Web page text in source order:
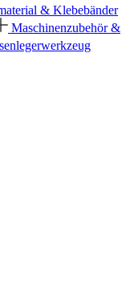
& Klebebänder
Maschinenzubehör &